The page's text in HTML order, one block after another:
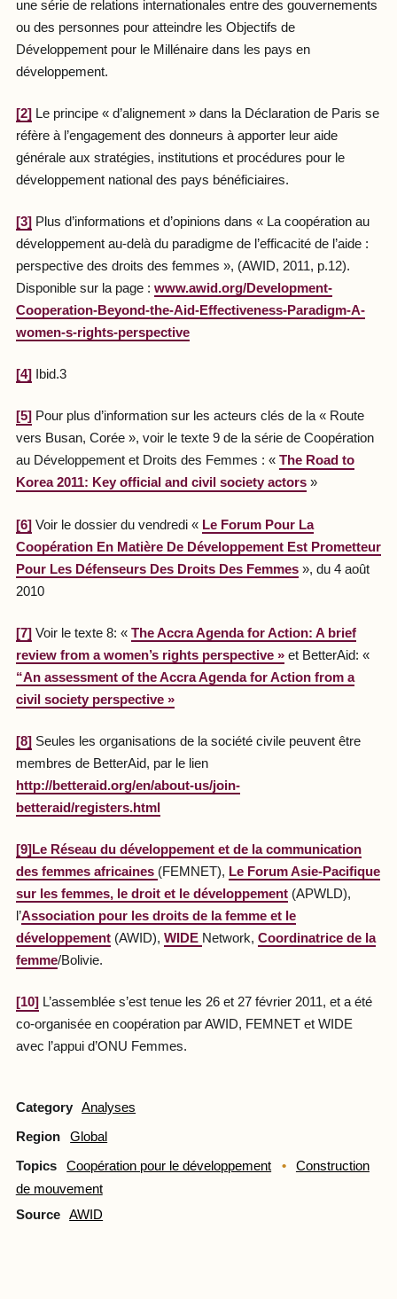
une série de relations internationales entre des gouvernements
ou des personnes pour atteindre les Objectifs de
Développement pour le Millénaire dans les pays en
développement.
[2] Le principe « d’alignement » dans la Déclaration de Paris se
réfère à l’engagement des donneurs à apporter leur aide
générale aux stratégies, institutions et procédures pour le
développement national des pays bénéficiaires.
[3] Plus d’informations et d’opinions dans « La coopération au
développement au-delà du paradigme de l’efficacité de l’aide :
perspective des droits des femmes », (AWID, 2011, p.12).
Disponible sur la page : www.awid.org/Development-
Cooperation-Beyond-the-Aid-Effectiveness-Paradigm-A-
women-s-rights-perspective
[4] Ibid.3
[5] Pour plus d’information sur les acteurs clés de la « Route
vers Busan, Corée », voir le texte 9 de la série de Coopération
au Développement et Droits des Femmes : « The Road to
Korea 2011: Key official and civil society actors»
[6]Voir le dossier du vendredi « Le Forum Pour La
Coopération En Matière De Développement Est Prometteur
Pour Les Défenseurs Des Droits Des Femmes», du 4 août
2010
[7] Voir le texte 8: « The Accra Agenda for Action: A brief
review from a women’s rights perspective »et BetterAid: «
“An assessment of the Accra Agenda for Action from a
civil society perspective »
[8] Seules les organisations de la société civile peuvent être
membres de BetterAid, par le lien
http://betteraid.org/en/about-us/join-
betteraid/registers.html
[9] Le Réseau du développement et de la communication
des femmes africaines (FEMNET), Le Forum Asie-Pacifique
sur les femmes, le droit et le développement(APWLD),
l’Association pour les droits de la femme et le
développement(AWID), WIDE Network, Coordinatrice de la
femme/Bolivie.
[10] L’assemblée s’est tenue les 26 et 27 février 2011, et a été
co-organisée en coopération par AWID, FEMNET et WIDE
avec l’appui d’ONU Femmes.
Category Analyses
Region Global
Topics Coopération pour le développement
Construction
de mouvement
Source
AWID